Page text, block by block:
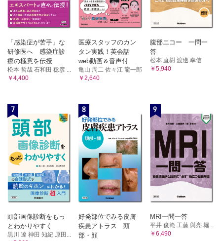
「感染症が苦手」な
研修医へ 感染症診
療の極意を伝授
松本 哲哉 石和田 稔彦 ...
￥4,400
医療スタッフのカン
タン実践！英会話
web動画＆音声付
亀山 周二 佐々江 龍一郎
￥2,640
腹部エコー 一問一
答
松本 直樹 渡邊 幸信
￥5,940
7
頭部画像診断をもっ
とわかりやすく
黒川 遼 神田 知紀 原田...
8
好発部位でみる皮膚
疾患アトラス 頭
部・顔
9
MRI一問一答
平井 俊範 工藤 與亮 堀...
￥6,490